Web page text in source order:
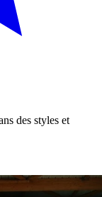
des styles et